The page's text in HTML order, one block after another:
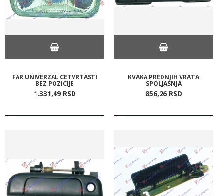
FAR UNIVERZAL CETVRTASTI
BEZ POZICIJE
1.331,49 RSD
KVAKA PREDNJIH VRATA
SPOLJASNJA
856,26 RSD